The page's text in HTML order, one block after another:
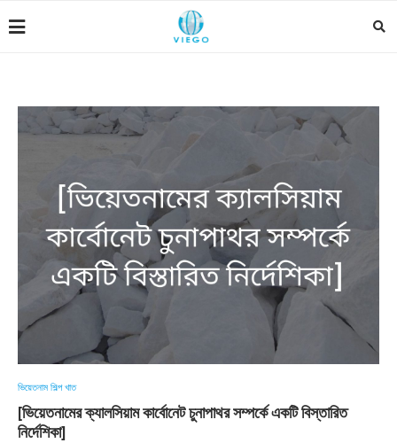
ভিয়েতনাম শিল্প খাত
[ভিয়েতনামের ক্যালসিয়াম কার্বোনেট চুনাপাথর সম্পর্কে একটি বিস্তারিত
নির্দেশিকা]